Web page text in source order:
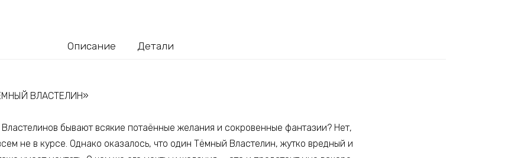
Описание Детали
ВЛАСТЕЛИН»
бывают всякие потаённые желания и сокровенные фантазии? Нет,
не в курсе. Однако оказалось, что один Тёмный Властелин, жутко вредный и